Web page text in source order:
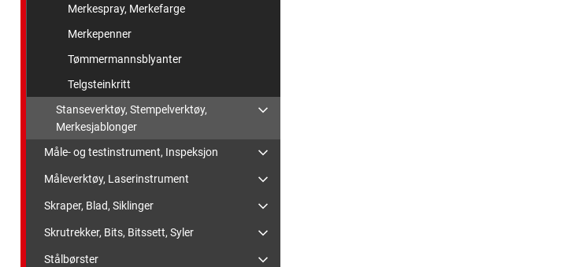
Merkespray, Merkefarge
Merkepenner
Tømmermannsblyanter
Telgsteinkritt
Stanseverktøy, Stempelverktøy,
Merkesjablonger
Måle- og testinstrument, Inspeksjon
Måleverktøy, Laserinstrument
Skraper, Blad, Siklinger
Skrutrekker, Bits, Bitssett, Syler
Stålbørster